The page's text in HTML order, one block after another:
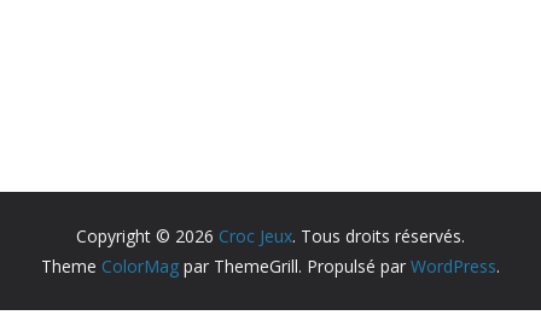
Copyright © 2026 Croc Jeux. Tous droits réservés.
Theme ColorMag par ThemeGrill. Propulsé par WordPress.